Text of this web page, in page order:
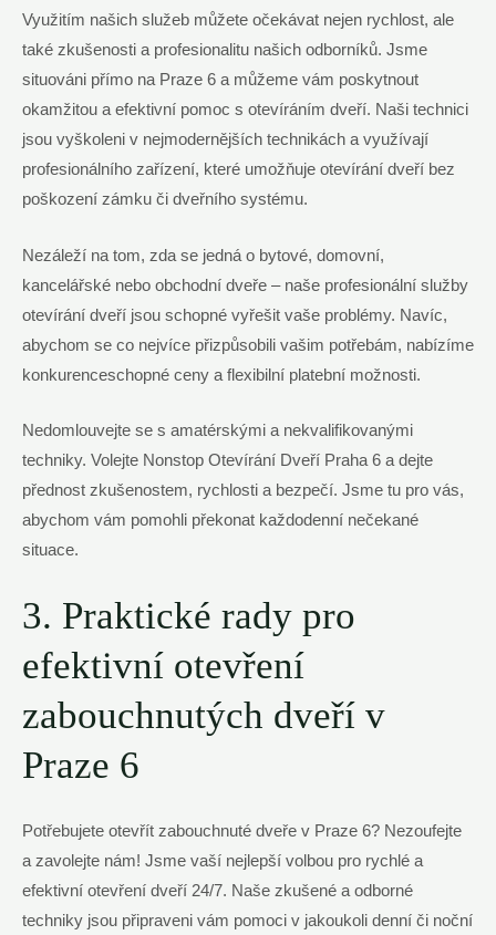
Využitím našich služeb můžete očekávat nejen rychlost, ale
také zkušenosti a profesionalitu našich odborníků. Jsme
situováni přímo na Praze 6 a můžeme vám poskytnout
okamžitou a efektivní pomoc s otevíráním dveří. Naši technici
jsou vyškoleni v nejmodernějších technikách a využívají
profesionálního zařízení, které umožňuje otevírání dveří bez
poškození zámku či dveřního systému.
Nezáleží na tom, zda se jedná o bytové, domovní,
kancelářské nebo obchodní dveře – naše profesionální služby
otevírání dveří jsou schopné vyřešit vaše problémy. Navíc,
abychom se co nejvíce přizpůsobili vašim potřebám, nabízíme
konkurenceschopné ceny a flexibilní platební možnosti.
Nedomlouvejte se s amatérskými a nekvalifikovanými
techniky. Volejte Nonstop Otevírání Dveří Praha 6 a dejte
přednost zkušenostem, rychlosti a bezpečí. Jsme tu pro vás,
abychom vám pomohli překonat každodenní nečekané
situace.
3. Praktické rady pro
efektivní otevření
zabouchnutých dveří v
Praze 6
Potřebujete otevřít zabouchnuté dveře v Praze 6? Nezoufejte
a zavolejte nám! Jsme vaší nejlepší volbou pro rychlé a
efektivní otevření dveří 24/7. Naše zkušené a odborné
techniky jsou připraveni vám pomoci v jakoukoli denní či noční